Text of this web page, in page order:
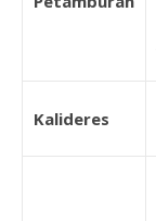
Kalideres